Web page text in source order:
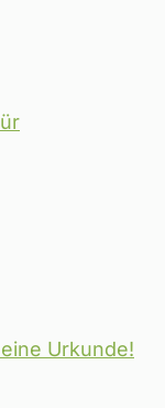
Urkunde!